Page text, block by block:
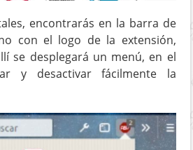
encontrarás en la barra de
con el logo de la extensión,
se desplegará un menú, en el
y desactivar fácilmente la